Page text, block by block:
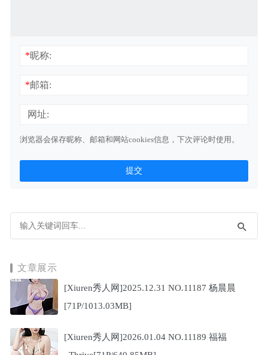
*昵称:
*邮箱:
网址:
浏览器会保存昵称、邮箱和网站cookies信息，下次评论时使用。
文章展示
[Xiuren秀人网]2025.12.31 NO.11187 杨晨晨
[71P/1013.03MB]
[Xiuren秀人网]2026.01.04 NO.11189 福福